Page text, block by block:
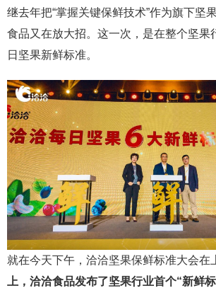
继去年把“掌握关键保鲜技术”作为旗下坚
食品又在放大招。这一次，是在整个坚果
日坚果新鲜标准。
就在今天下午，洽洽坚果保鲜标准大会在
上，洽洽食品发布了坚果行业首个“新